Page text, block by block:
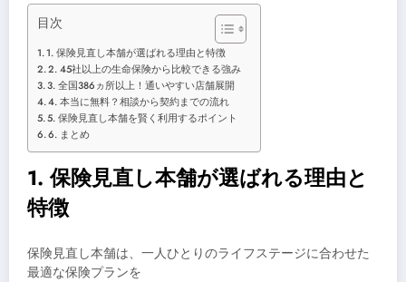
目次
1. 保険見直し本舗が選ばれる理由と特徴
2. 45社以上の生命保険から比較できる強み
3. 全国386ヵ所以上！通いやすい店舗展開
4. 本当に無料？相談から契約までの流れ
5. 保険見直し本舗を賢く利用するポイント
6. まとめ
1. 保険見直し本舗が選ばれる理由と
特徴
保険見直し本舗は、一人ひとりのライフステージに合わせた
最適な保険プランを